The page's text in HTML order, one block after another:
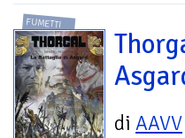
FUMETTI
di AAVV